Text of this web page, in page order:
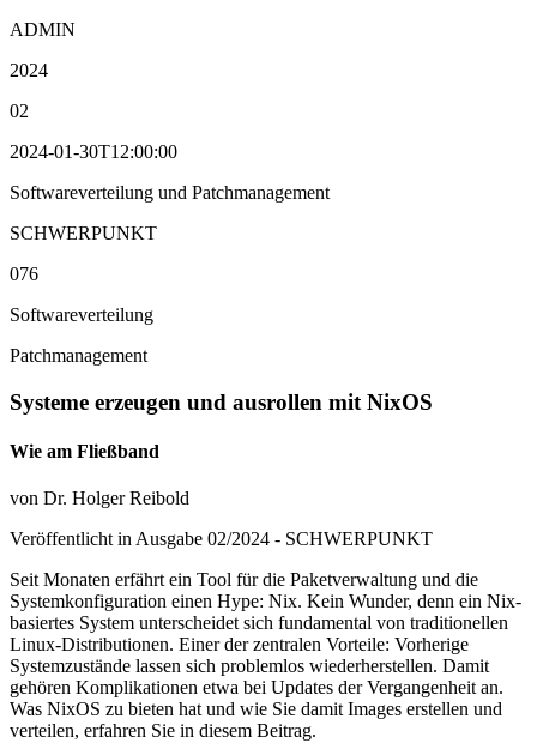
ADMIN
2024
02
2024-01-30T12:00:00
Softwareverteilung und Patchmanagement
SCHWERPUNKT
076
Softwareverteilung
Patchmanagement
Systeme erzeugen und ausrollen mit NixOS
Wie am Fließband
von Dr. Holger Reibold
Veröffentlicht in Ausgabe 02/2024 - SCHWERPUNKT
Seit Monaten erfährt ein Tool für die Paketverwaltung und die
Systemkonfiguration einen Hype: Nix. Kein Wunder, denn ein Nix-
basiertes System unterscheidet sich fundamental von traditionellen
Linux-Distributionen. Einer der zentralen Vorteile: Vorherige
Systemzustände lassen sich problemlos wiederherstellen. Damit
gehören Komplikationen etwa bei Updates der Vergangenheit an.
Was NixOS zu bieten hat und wie Sie damit Images erstellen und
verteilen, erfahren Sie in diesem Beitrag.